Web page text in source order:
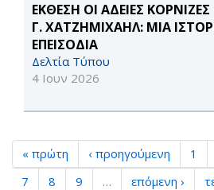
ΕΚΘΕΣΗ ΟΙ ΑΔΕΙΕΣ
Γ. ΧΑΤΖΗΜΙΧΑΗΛ: ΜΙΑ
ΕΠΕΙΣΟΔΙΑ
Δελτία Τύπου
4 Ιουν 2026
« πρώτη ‹ προηγούμενη 1
7
8 9 … επόμενη ›